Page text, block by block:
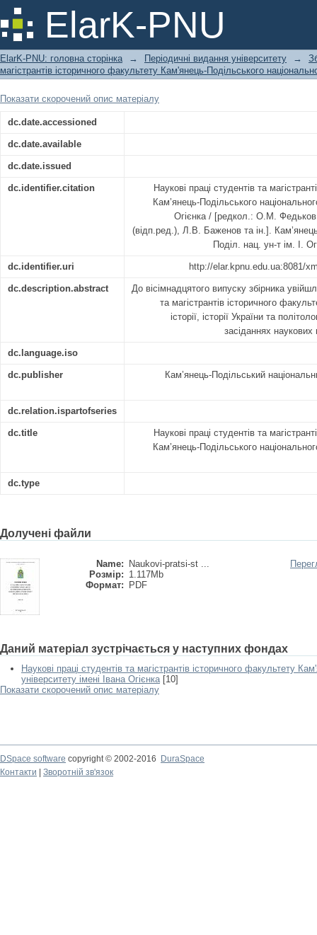
ElarK-PNU
Наукові праці студентів та
Подільського національного
ElarK-PNU: головна сторінка → Періодичні видання університету →
магістрантів історичного факультету Кам'янець-Подільського
Показати скорочений опис матеріалу
dc.date.accessioned
dc.date.available
dc.date.issued
dc.identifier.citation
Наукові праці студентів та
Кам’янець-Подільського
Огієнка / [редкол.: О.М.
(відп.ред.), Л.В. Баженов та ін.].
Поділ. нац. ун-т ім. І.
dc.identifier.uri http://elar.kpnu.edu.ua:8081/
dc.description.abstract
До вісімнадцятого випуску збірника
та магістрантів історичного
історії, історії України та
засіданнях наукових
dc.language.iso
dc.publisher Кам’янець-Подільський
dc.relation.ispartofseries
dc.title
Наукові праці студентів та
Кам’янець-Подільського
dc.type
Долучені файли
Name:
Naukovi-pratsi-st ...
Розмір: 1.117Mb
Формат:
PDF
Даний матеріал зустрічається у наступних фондах
Наукові праці студентів та магістрантів історичного факультету
університету імені Івана Огієнка[10]
Показати скорочений опис матеріалу
DSpace software copyright © 2002-2016
DuraSpace
Контакти
Зворотній зв'язок